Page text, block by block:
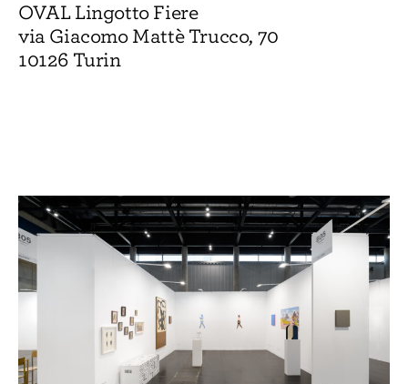
OVAL Lingotto Fiere
via Giacomo Mattè Trucco, 70
10126 Turin